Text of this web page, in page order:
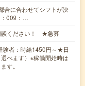
に合わせてシフトが決
：009：…
談ください！ ★急募
者：時給1450円～★日
べます）※稼働開始時は
す。